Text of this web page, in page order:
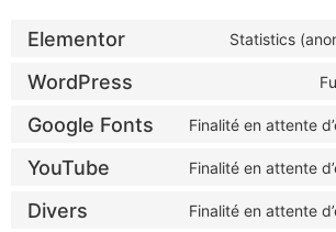
Elementor Statistics
WordPress
Google Fonts Finalité en attente
YouTube Finalité en attente
Divers Finalité en attente